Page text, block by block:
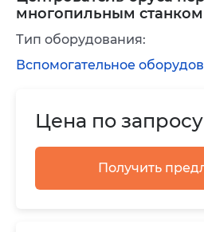
многопильным станком
Цена по запросу
Получить
Тип оборудования:
Вспомогательное